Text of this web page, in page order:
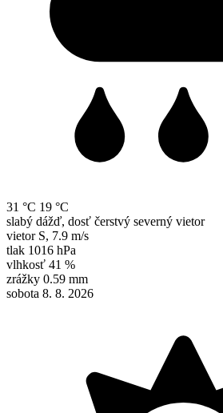
31 °C 19 °C
slabý dážď, dosť čerstvý severný vietor
vietor S, 7.9 m/s
tlak 1016 hPa
vlhkosť 41 %
zrážky 0.59 mm
sobota 8. 8. 2026